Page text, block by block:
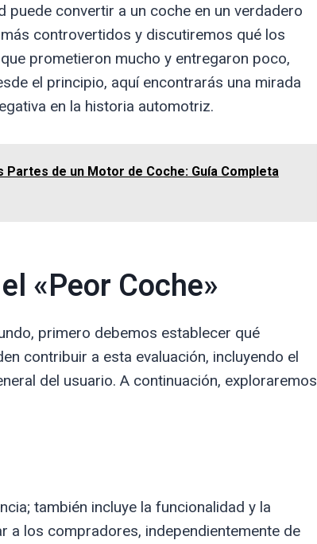
convertir a un coche en un verdadero
controvertidos y discutiremos qué los
prometieron mucho y entregaron poco,
el principio, aquí encontrarás una mirada
en la historia automotriz.
de un Motor de Coche: Guía Completa
«Peor Coche»
primero debemos establecer qué
contribuir a esta evaluación, incluyendo el
del usuario. A continuación, exploraremos
también incluye la funcionalidad y la
a los compradores, independientemente de